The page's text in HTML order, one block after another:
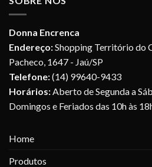
Donna Encrenca
Endereço:Shopping Território do
Pacheco, 1647 - Jaú/SP
Telefone:(14) 99640-9433
Horários:Aberto de Segunda a
Domingos e Feriados das 10h às
Home
Produtos